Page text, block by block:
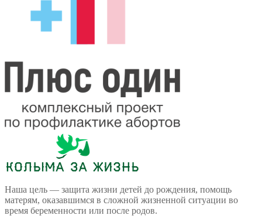
Наша цель — защита жизни детей до рождения, помощь
матерям, оказавшимся в сложной жизненной ситуации во
время беременности или после родов.